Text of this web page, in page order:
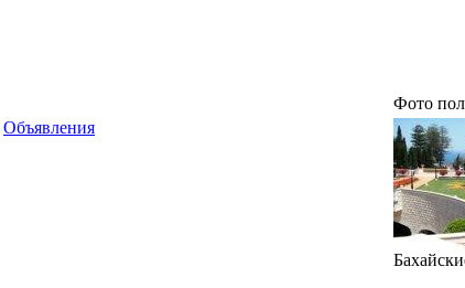
Объявления
Фото